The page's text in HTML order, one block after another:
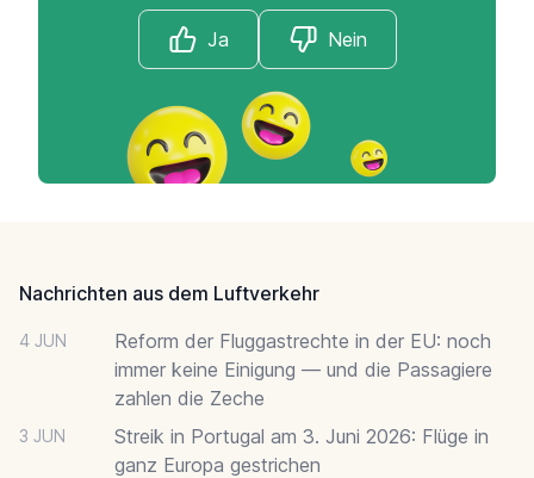
Ja Nein
Nachrichten aus dem Luftverkehr
4 JUN
Reform der Fluggastrechte in der EU: noch
immer keine Einigung — und die Passagiere
zahlen die Zeche
3 JUN
Streik in Portugal am 3. Juni 2026: Flüge in
ganz Europa gestrichen